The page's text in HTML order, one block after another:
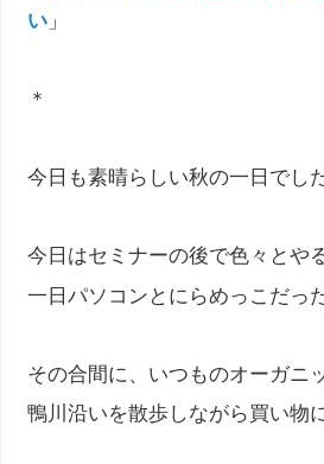
い 」
＊
今日も素晴らしい秋の一日でし
今日はセミナーの後で色々とや
一日パソコンとにらめっこだっ
その合間に、いつものオーガニ
鴨川沿いを散歩しながら買い物